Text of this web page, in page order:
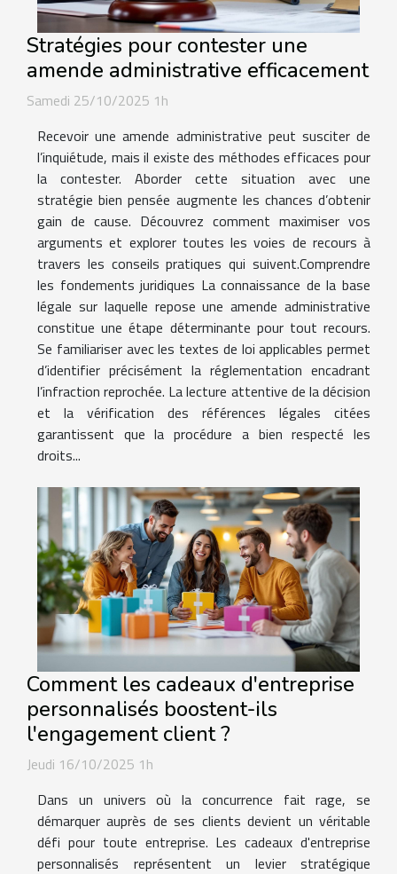
Stratégies pour contester une
amende administrative efficacement
Samedi 25/10/2025 1h
Recevoir une amende administrative peut susciter de
l’inquiétude, mais il existe des méthodes efficaces pour
la contester. Aborder cette situation avec une
stratégie bien pensée augmente les chances d’obtenir
gain de cause. Découvrez comment maximiser vos
arguments et explorer toutes les voies de recours à
travers les conseils pratiques qui suivent.Comprendre
les fondements juridiques La connaissance de la base
légale sur laquelle repose une amende administrative
constitue une étape déterminante pour tout recours.
Se familiariser avec les textes de loi applicables permet
d’identifier précisément la réglementation encadrant
l’infraction reprochée. La lecture attentive de la décision
et la vérification des références légales citées
garantissent que la procédure a bien respecté les
droits...
Comment les cadeaux d'entreprise
personnalisés boostent-ils
l'engagement client ?
Jeudi 16/10/2025 1h
Dans un univers où la concurrence fait rage, se
démarquer auprès de ses clients devient un véritable
défi pour toute entreprise. Les cadeaux d'entreprise
personnalisés représentent un levier stratégique